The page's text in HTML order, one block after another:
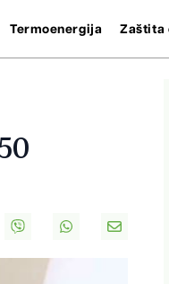
Termoenergija Zaštita